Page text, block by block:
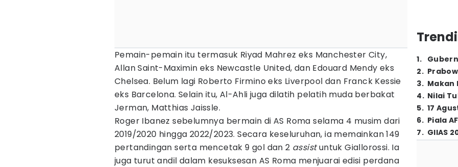
Pemain-pemain itu termasuk Riyad Mahrez eks Manchester City,
Allan Saint-Maximin eks Newcastle United, dan Edouard Mendy eks
Chelsea. Belum lagi Roberto Firmino eks Liverpool dan Franck Kessie
eks Barcelona. Selain itu, Al-Ahli juga dilatih pelatih muda berbakat
Jerman, Matthias Jaissle.
Roger Ibanez sebelumnya bermain di AS Roma selama 4 musim dari
2019/2020 hingga 2022/2023. Secara keseluruhan, ia memainkan 149
pertandingan serta mencetak 9 gol dan 2 assistuntuk Giallorossi. Ia
juga turut andil dalam kesuksesan AS Roma menjuarai edisi perdana
1.
2.
3. Makan
4. Nilai
5. 17
6. Piala
7. GIIAS